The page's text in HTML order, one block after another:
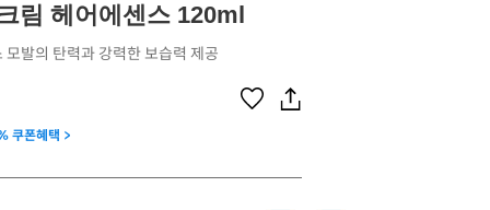
림 헤어에센스 120ml
모발의 탄력과 강력한 보습력 제공
쿠폰혜택 >